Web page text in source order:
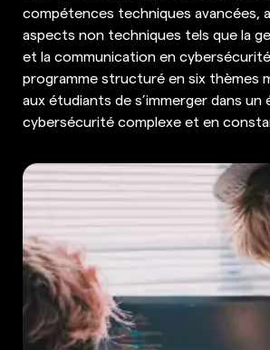
compétences techniques avancées,
aspects non techniques tels que la
et la communication en
programme structuré en six thèmes
aux étudiants de s’immerger dans
cybersécurité complexe et en